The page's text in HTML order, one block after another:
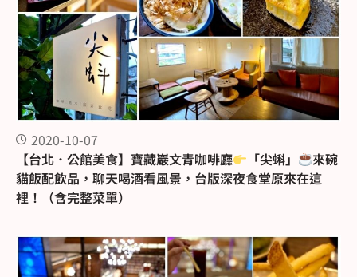
2020-10-07
【台北．公館美食】寶藏巖文青咖啡廳
「尖蝌」
來碗
貓飯配飲品，聊天喝酒看風景，台版深夜食堂原來在這
裡！（含完整菜單）